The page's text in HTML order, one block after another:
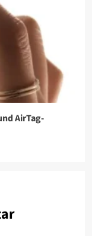
AirTag-